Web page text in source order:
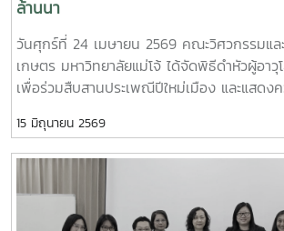
Program, Food Science Program,
Faculty of Nursing, warmly welcomed
Yano from the Faculty of Engineering,
Japan.Professor Ken’ichi Yano currently
Assistant to the President for Early-
Development and Head of the Intelligent
Laboratory, Department of Mechanical
University.The visit aimed to
collaboration and explore future
student exchange programs between the
institutions.During the meeting,
วัฒนธรรมอันดีงามของบุคลากรคณะวิศวกรรม
เกษตรอย่างต่อเนื่อง
ล้านนา
วันศุกร์ที่ 24 เมษายน 2569 คณะวิศวกรรมแล
เกษตร มหาวิทยาลัยแม่โจ้ ได้จัดพิธีดำหัวผู้อาวุ
เพื่อร่วมสืบสานประเพณีปีใหม่เมือง และแสดง
จาก รองศาสตราจารย์ ดร.เทพ พงษ์พานิช นา
มหาวิทยาลัย เข้าร่วมกิจกรรม พร้อมกล่าวอว
ใหม่เมือง และถ่ายทอดประสบการณ์ในการมี
ในช่วงที่ดำรงตำแหน่งผู้บริหารมหาวิทยาลัย ส
และรากฐานสำคัญของการพัฒนาคณะจนถึง
15 มิถุนายน 2569